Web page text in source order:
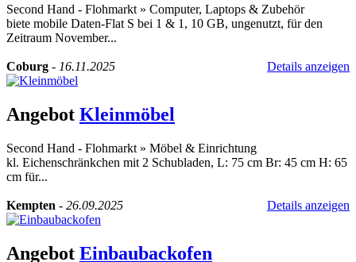
Second Hand - Flohmarkt » Computer, Laptops & Zubehör
biete mobile Daten-Flat S bei 1 & 1, 10 GB, ungenutzt, für den
Zeitraum November...
Coburg - 16.11.2025 Details anzeigen
Angebot Kleinmöbel
Second Hand - Flohmarkt » Möbel & Einrichtung
kl. Eichenschränkchen mit 2 Schubladen, L: 75 cm Br: 45 cm H: 65
cm für...
Kempten - 26.09.2025 Details anzeigen
Angebot Einbaubackofen